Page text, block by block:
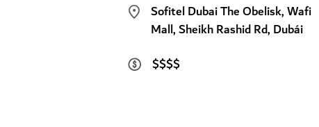
Sofitel Dubai The Obelisk, Wafi
Mall, Sheikh Rashid Rd, Dubái
$$$$